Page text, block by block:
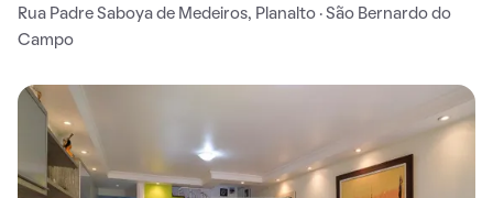
Rua Padre Saboya de Medeiros, Planalto · São Bernardo do
Campo